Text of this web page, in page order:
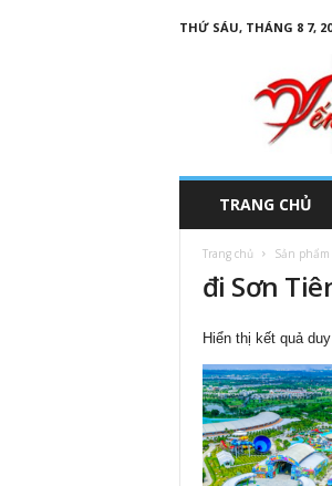
THỨ SÁU, THÁNG 8 7,
TRANG CHỦ
Trang chủ Sản phẩm
đi Sơn
Hiển thị kết quả